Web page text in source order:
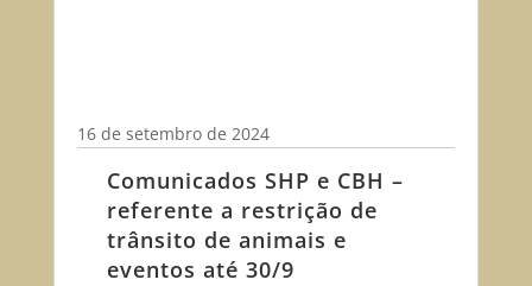
Comunicados SHP e CBH –
referente a restrição de
trânsito de animais e
eventos até 30/9
16 de setembro de 2024